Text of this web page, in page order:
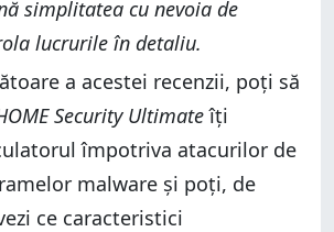
simplitatea cu nevoia de
lucrurile în detaliu.
a acestei recenzii, poți să
Security Ultimateîți
împotriva atacurilor de
malware și poți, de
ce caracteristici